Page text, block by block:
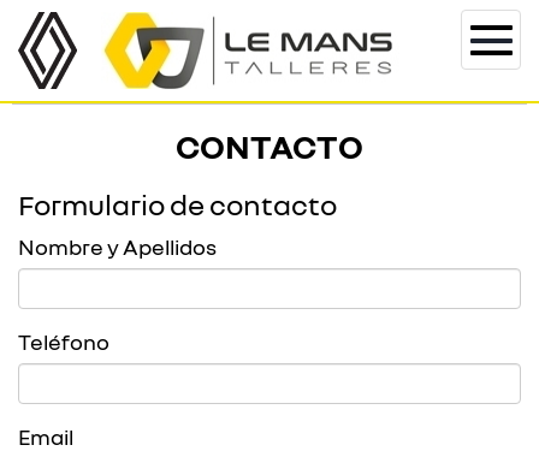
CONTACTO
Formulario de contacto
Nombre y Apellidos
Teléfono
Email